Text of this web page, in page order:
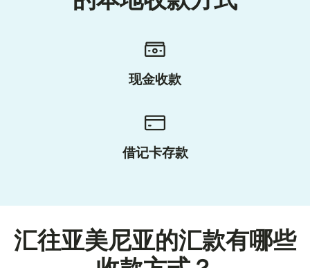
现金收款
借记卡存款
汇往亚美尼亚的汇款有哪些